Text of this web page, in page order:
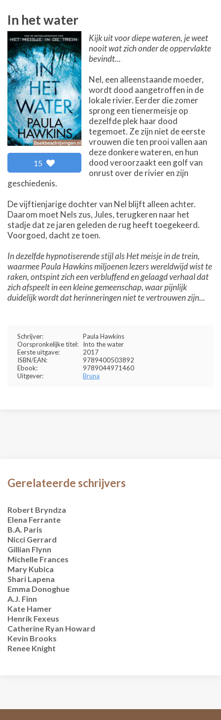
In het water
15
Kijk uit voor diepe wateren, je weet
nooit wat zich onder de oppervlakte
bevindt...
Nel, een alleenstaande moeder,
wordt dood aangetroffen in de
lokale rivier. Eerder die zomer
sprong een tienermeisje op
dezelfde plek haar dood
tegemoet. Ze zijn niet de eerste
vrouwen die ten prooi vallen aan
deze donkere wateren, en hun
dood veroorzaakt een golf van
onrust over de rivier en zijn
geschiedenis.
De vijftienjarige dochter van Nel blijft alleen achter.
Daarom moet Nels zus, Jules, terugkeren naar het
stadje dat ze jaren geleden de rug heeft toegekeerd.
Voorgoed, dacht ze toen.
In dezelfde hypnotiserende stijl als Het meisje in de trein,
waarmee Paula Hawkins miljoenen lezers wereldwijd wist te
raken, ontspint zich een verbluffend en gelaagd verhaal dat
zich afspeelt in een kleine gemeenschap, waar pijnlijk
duidelijk wordt dat herinneringen niet te vertrouwen zijn...
Schrijver:
Paula Hawkins
Oorspronkelijke titel:
Into the water
Eerste uitgave:
2017
ISBN/EAN:
9789400503892
Ebook:
9789044971460
Uitgever:
Bruna
Gerelateerde schrijvers
Robert Bryndza
Elena Ferrante
B.A. Paris
Nicci Gerrard
Gillian Flynn
Michelle Frances
Mary Kubica
Shari Lapena
Emma Donoghue
A.J. Finn
Kate Hamer
Henrik Fexeus
Catherine Ryan Howard
Kevin Brooks
Renee Knight